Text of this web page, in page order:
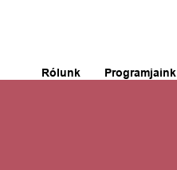
Rólunk Programjaink